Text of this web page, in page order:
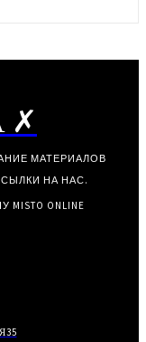
✗
МАТЕРИАЛОВ
НА НАС.
MISTO ONLINE
35